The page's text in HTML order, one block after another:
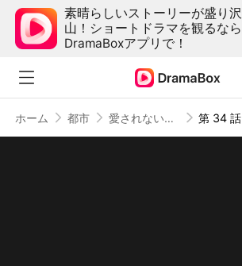
素晴らしいストーリーが盛り沢
山！ショートドラマを観るなら
DramaBoxアプリで！
ホーム 都市 愛されない特等席 第 34 話